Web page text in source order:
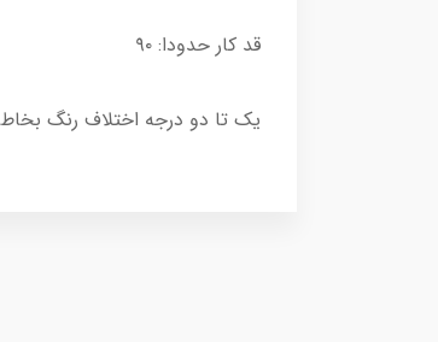
قد کار حدودا: ۹۰
یک تا دو درجه اختلاف رنگ